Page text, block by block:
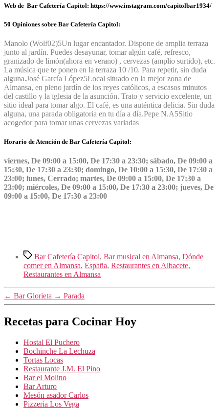
Web de Bar Cafetería Capitol: https://www.instagram.com/capitolbar1934/
50 Opiniones sobre Bar Cafetería Capitol:
Manolo (Wolf02)5Un lugar encantador. Dispone de amplia terraza
junto al jardín. Puedes desayunar, tomar algún café, refresco,
granizado de limón(ahora en verano) , cervezas (amplio surtido), etc.
La música que te ponen en la terraza 10 /10. Para repetir, sin duda
alguna.José García López5Local situado en la mejor zona de
Almansa, en pleno jardín de los reyes católicos, a escasos minutos
del castillo y la iglesia de la asunción. Trato y servicio excelente, un
sitio ideal para tomar algo. El café, es una auténtica delicia. Sin duda
alguna, una parada obligatoria en tu día a día.Pepe N.A5Sitio
acogedor para tomar unas cervezas variadas
Horario de Atención de Bar Cafetería Capitol:
viernes, De 09:00 a 15:00, De 17:30 a 23:30; sábado, De 09:00 a
15:30, De 17:30 a 23:30; domingo, De 10:00 a 15:30, De 17:30 a
23:00; lunes, Cerrado; martes, De 09:00 a 15:00, De 17:30 a
23:00; miércoles, De 09:00 a 15:00, De 17:30 a 23:00; jueves, De
09:00 a 15:00, De 17:30 a 23:00
Etiquetas
Bar Cafetería Capitol, Bar musical en Almansa, Dónde
comer en Almansa, España, Restaurantes en Albacete,
Restaurantes en Almansa
← Bar Glorieta → Parada
Recetas para Cocinar Hoy
Hostal El Puchero
Bochinche La Lechuza
Tortas Locas
Restaurante J.M. El Pino
Bar el Molino
Bar Arturo
Mesón asador Carlos
Pizzeria Los Vega